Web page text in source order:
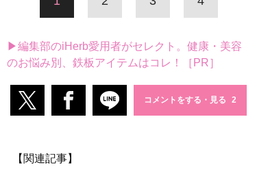
▶編集部のiHerb愛用者がセレクト。健康・美容
のお悩み別、鉄板アイテムはコレ！［PR］
コメントをする・見る
【関連記事】